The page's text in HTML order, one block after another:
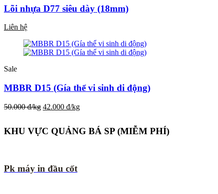
Lõi nhựa D77 siêu dày (18mm)
Liên hệ
Sale
MBBR D15 (Gía thể vi sinh di động)
50.000 đ/kg 42.000 đ/kg
KHU VỰC QUẢNG BÁ SP (MIỄM PHÍ)
Pk máy in đầu cốt